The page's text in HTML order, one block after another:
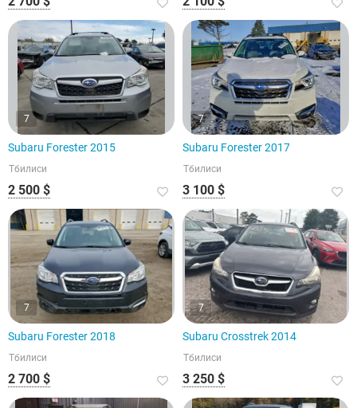
7
Subaru Forester 2015
Тбилиси
2 500 $
7
Subaru Forester 2017
Тбилиси
3 100 $
7
Subaru Forester 2018
Тбилиси
2 700 $
7
Subaru Crosstrek 2014
Тбилиси
3 250 $